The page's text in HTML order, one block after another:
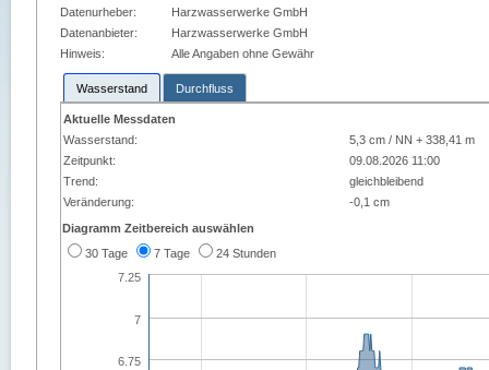
Datenurheber:
Harzwasserwerke GmbH
Datenanbieter:
Harzwasserwerke GmbH
Hinweis:
Alle Angaben ohne Gewähr
Wasserstand Durchfluss
Aktuelle Messdaten
Wasserstand:
5,3 cm / NN + 338,41 m
Zeitpunkt:
09.08.2026 11:00
Trend:
gleichbleibend
Veränderung:
-0,1 cm
Diagramm Zeitbereich auswählen
30 Tage
7 Tage 24 Stunden
6.75
7
7.25